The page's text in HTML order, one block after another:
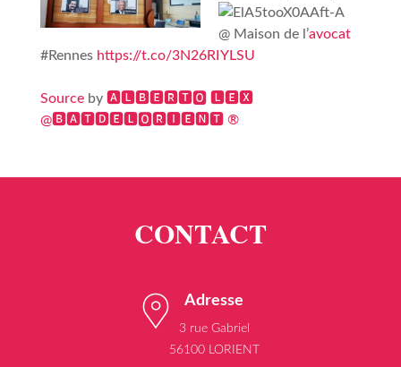
@ Maison de l’avocat
#Rennes https://t.co/3N26RIYLSU
Sourceby 🅰🅻🅱🅴🆁🆃🅾 🅻🅴🆇
@🅱🅰🆃🅳🅴🅻🅾🆁🅸🅴🅽🆃 ®
Adresse
3 rue Gabriel
56100 LORIENT